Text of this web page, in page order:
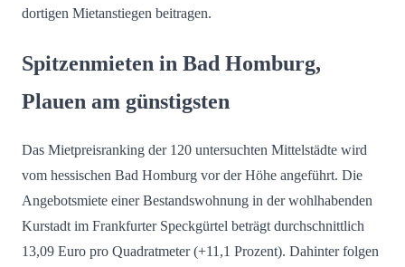
dortigen Mietanstiegen beitragen.
Spitzenmieten in Bad Homburg,
Plauen am günstigsten
Das Mietpreisranking der 120 untersuchten Mittelstädte wird
vom hessischen Bad Homburg vor der Höhe angeführt. Die
Angebotsmiete einer Bestandswohnung in der wohlhabenden
Kurstadt im Frankfurter Speckgürtel beträgt durchschnittlich
13,09 Euro pro Quadratmeter (+11,1 Prozent). Dahinter folgen